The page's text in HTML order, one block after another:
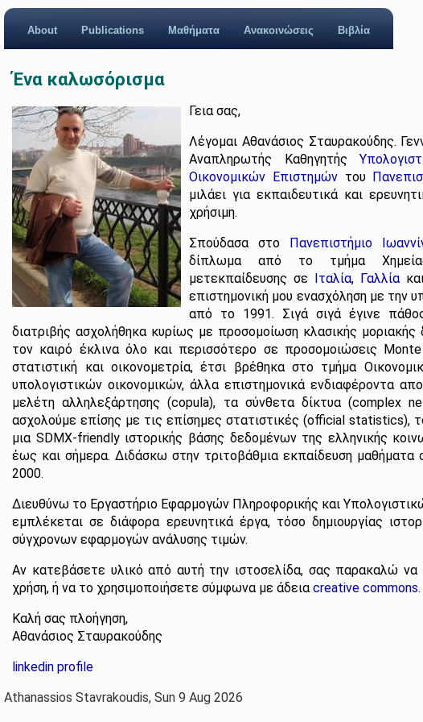
About Publications Μαθήματα Ανακοινώσεις Βιβλία
Ένα καλωσόρισμα
Γεια σας,
Λέγομαι Αθανάσιος Σταυρακούδης.
Αναπληρωτής Καθηγητής
Οικονομικών Επιστημώντου
μιλάει για εκπαιδευτικά και
χρήσιμη.
Σπούδασα στο Πανεπιστήμιο
δίπλωμα από το τμήμα
μετεκπαίδευσης σε Ιταλία, Γαλλία
επιστημονική μου ενασχόληση με την
από το 1991. Σιγά σιγά έγινε
διατριβής ασχολήθηκα κυρίως με προσομοίωση κλασικής
τον καιρό έκλινα όλο και περισσότερο σε προσομοιώσεις
στατιστική και οικονομετρία, έτσι βρέθηκα στο τμήμα
υπολογιστικών οικονομικών, άλλα επιστημονικά ενδιαφέροντα
μελέτη αλληλεξάρτησης (copula), τα σύνθετα δίκτυα (complex
ασχολούμε επίσης με τις επίσημες στατιστικές (official statistics),
μια SDMX-friendly ιστορικής βάσης δεδομένων της ελληνικής
έως και σήμερα. Διδάσκω στην τριτοβάθμια εκπαίδευση
2000.
Διευθύνω το Εργαστήριο Εφαρμογών Πληροφορικής και
εμπλέκεται σε διάφορα ερευνητικά έργα, τόσο δημιουργίας
σύγχρονων εφαρμογών ανάλυσης τιμών.
Αν κατεβάσετε υλικό από αυτή την ιστοσελίδα, σας παρακαλώ
χρήση, ή να το χρησιμοποιήσετε σύμφωνα με άδειαcreative commons.
Kαλή σας πλοήγηση,
Αθανάσιος Σταυρακούδης
linkedin profile
Athanassios Stavrakoudis, Sun 9 Aug 2026